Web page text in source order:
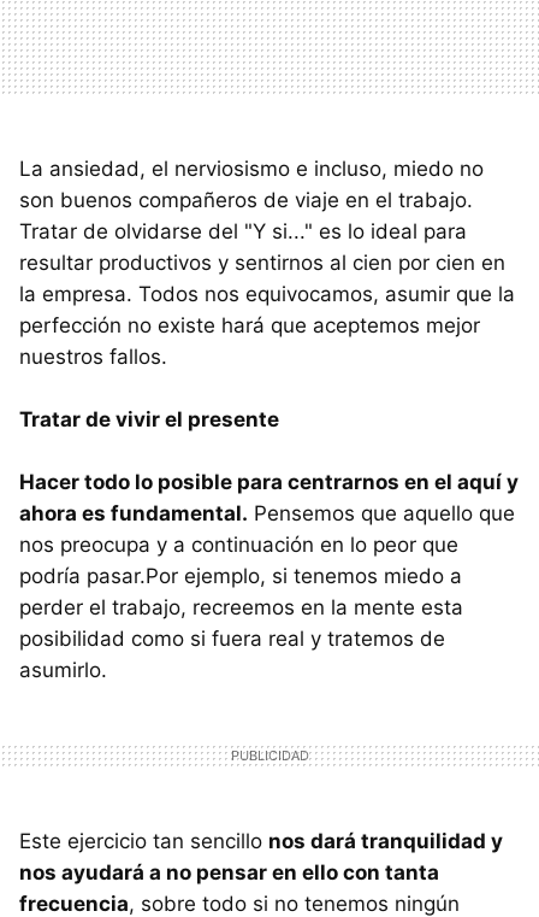
La ansiedad, el nerviosismo e incluso, miedo no
son buenos compañeros de viaje en el trabajo.
Tratar de olvidarse del "Y si..." es lo ideal para
resultar productivos y sentirnos al cien por cien en
la empresa. Todos nos equivocamos, asumir que la
perfección no existe hará que aceptemos mejor
nuestros fallos.
Tratar de vivir el presente
Hacer todo lo posible para centrarnos en el aquí y
ahora es fundamental. Pensemos que aquello que
nos preocupa y a continuación en lo peor que
podría pasar.Por ejemplo, si tenemos miedo a
perder el trabajo, recreemos en la mente esta
posibilidad como si fuera real y tratemos de
asumirlo.
Este ejercicio tan sencillo nos dará tranquilidad y
nos ayudará a no pensar en ello con tanta
frecuencia, sobre todo si no tenemos ningún